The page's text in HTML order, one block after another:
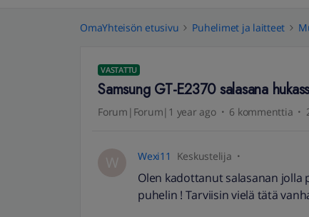
OmaYhteisön etusivu Puhelimet ja laitteet
VASTATTU
Samsung GT-E2370 salasana
Forum|Forum|1 year ago 6 kommenttia
W Wexi11 Keskustelija
Olen kadottanut salasanan jolla
puhelin ! Tarviisin vielä tätä